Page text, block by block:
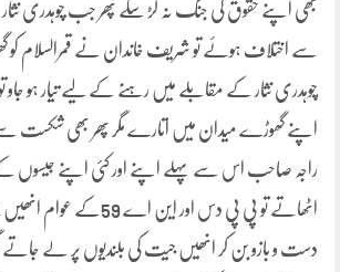
بھی اپنے حقوق کی جنگ نہ لڑ سکے پھر جب چوہدری
سے اختلاف ہوئے تو شریف خاندان نے قمرالسلام کو گھر
چوہدری نثار کے مقابلے میں رہنے کے لیے تیار ہو
اپنے گھوڑے میدان میں اتارے مگر پھر بھی شکست
راجہ صاحب اس سے پہلے اپنے اور کئی اپنے جیسوں
اٹھاتے تو پی پی دس اور این
دست و بازو بن کر انھیں جیت کی بلندیوں پر لے